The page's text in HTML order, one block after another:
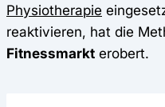
Physiotherapie
reaktivieren, hat die
Fitnessmarkt erobert.